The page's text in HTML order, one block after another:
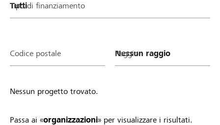
Tipo di finanziamento
Codice postale Raggio
Nessun progetto trovato.
Passa ai «organizzazioni» per visualizzare i risultati.